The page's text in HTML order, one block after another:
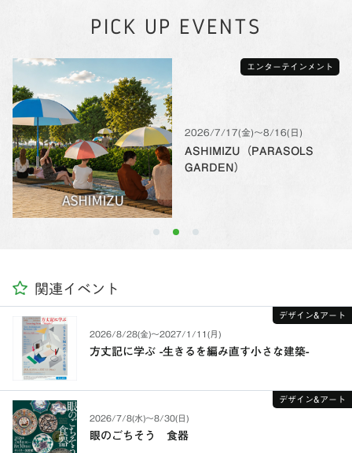
PICK UP EVENTS
2026/7/17(金)〜8/16(日)
ASHIMIZU（PARASOLS
GARDEN）
エンターテインメント
関連イベント
2026/8/28(金)〜2027/1/11(月)
方丈記に学ぶ -生きるを編み直す小さな建築-
デザイン&アート
2026/7/8(水)〜8/30(日)
眼のごちそう 食器
デザイン&アート